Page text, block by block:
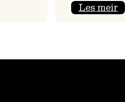
Les meir: